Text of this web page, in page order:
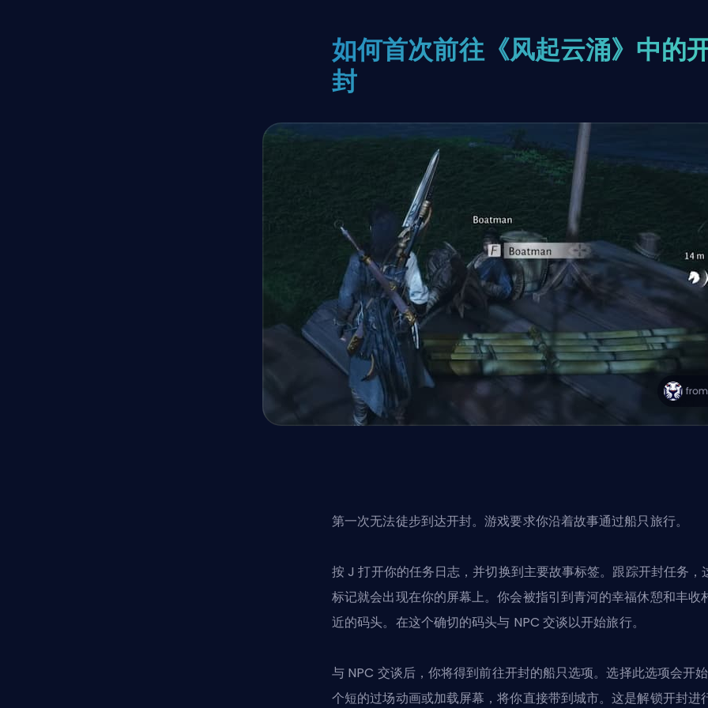
如何首次前往《风起云涌》中的
封
第一次无法徒步到达开封。游戏要求你沿着故事通过船只旅行。
按 J 打开你的任务日志，并切换到主要故事标签。跟踪开封任务，
标记就会出现在你的屏幕上。你会被指引到青河的幸福休憩和丰收
近的码头。在这个确切的码头与 NPC 交谈以开始旅行。
与 NPC 交谈后，你将得到前往开封的船只选项。选择此选项会开
个短的过场动画或加载屏幕，将你直接带到城市。这是解锁开封进